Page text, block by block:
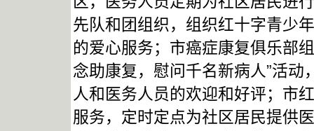
先队和团组织，组织红十字青少
的爱心服务；市癌症康复俱乐部
念助康复，慰问千名新病人”活
人和医务人员的欢迎和好评；市
服务，定时定点为社区居民提供